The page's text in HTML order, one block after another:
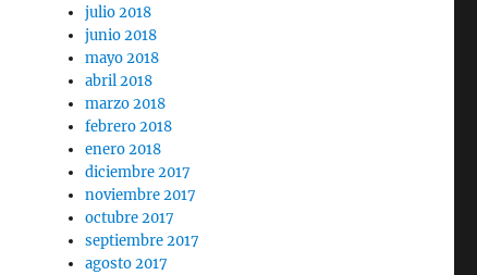
julio 2018
junio 2018
mayo 2018
abril 2018
marzo 2018
febrero 2018
enero 2018
diciembre 2017
noviembre 2017
octubre 2017
septiembre 2017
agosto 2017